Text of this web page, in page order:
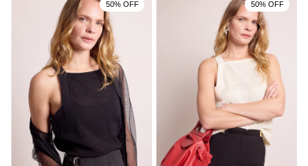
50% OFF 50% OFF